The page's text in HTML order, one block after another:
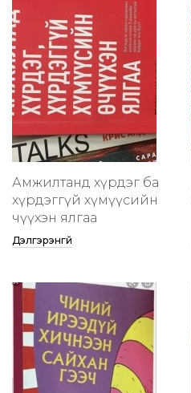
Амжилтанд хүрдэг ба
хүрдэггүй хүмүүсийн
өчүүхэн ялгаа
Дэлгэрэнгүй